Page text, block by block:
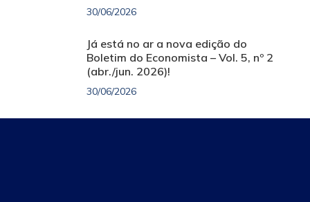
30/06/2026
Já está no ar a nova edição do
Boletim do Economista – Vol. 5, nº 2
(abr./jun. 2026)!
30/06/2026